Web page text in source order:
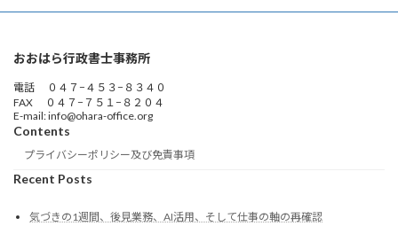
おおはら行政書士事務所
電話 ０４７−４５３−８３４０
FAX ０４７−７５１−８２０４
E-mail: info@ohara-office.org
Contents
プライバシーポリシー及び免責事項
Recent Posts
気づきの1週間、後見業務、AI活用、そして仕事の軸の再確認